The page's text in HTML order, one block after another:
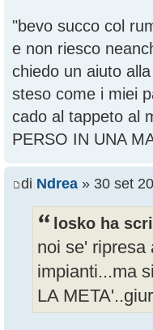
"bevo succo col
e non riesco
chiedo un aiuto
steso come i miei
cado al tappeto al
PERSO IN UNA
di Ndrea » 30 set
losko ha
noi se' ripresa
impianti...ma
LA